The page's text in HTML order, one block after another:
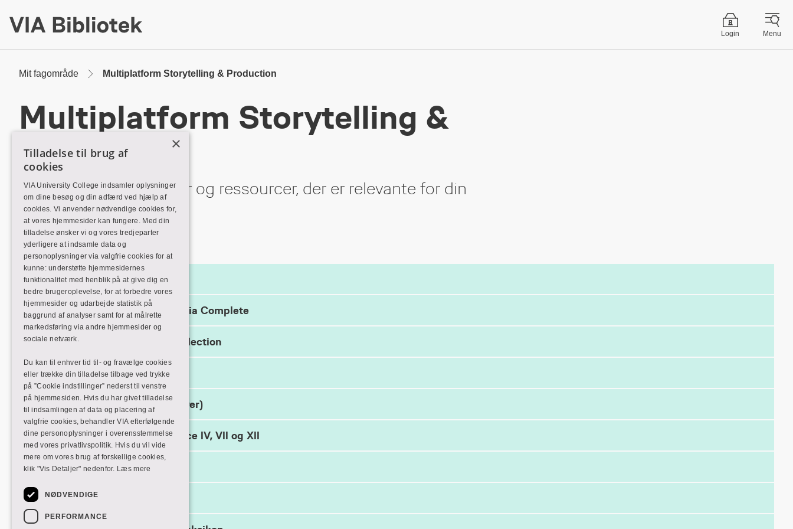
Main
Content
Login Menu
Mit fagområde Multiplatform Storytelling & Production
Multiplatform Storytelling &
Production
Her finder du databaser og ressourcer, der er relevante for din
uddannelse.
Academic Search Premier
Communication & Mass Media Complete
Ebsco e-book Academic Collection
Google Scholar
Infomedia (NYT navn Retriever)
JSTOR Archive Arts & Science lV, Vll og Xll
Kulturmonitor
MediaWatch
×
Tilladelse til brug af
cookies
VIA University College indsamler oplysninger
om dine besøg og din adfærd ved hjælp af
cookies. Vi anvender nødvendige cookies for,
at vores hjemmesider kan fungere. Med din
tilladelse ønsker vi og vores tredjeparter
yderligere at indsamle data og
personoplysninger via valgfrie cookies for at
kunne: understøtte hjemmesidernes
funktionalitet med henblik på at give dig en
bedre brugeroplevelse, for at forbedre vores
hjemmesider og udarbejde statistik på
baggrund af analyser samt for at målrette
markedsføring via andre hjemmesider og
sociale netværk.
Du kan til enhver tid til- og fravælge cookies
eller trække din tilladelse tilbage ved trykke
på ”Cookie indstillinger” nederst til venstre
på hjemmesiden. Hvis du har givet tilladelse
til indsamlingen af data og placering af
valgfrie cookies, behandler VIA efterfølgende
dine personoplysninger i overensstemmelse
med vores privatlivspolitik. Hvis du vil vide
mere om vores brug af forskellige cookies,
klik "Vis Detaljer" nedenfor. Læs mere
NØDVENDIGE
PERFORMANCE